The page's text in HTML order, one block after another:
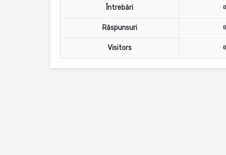
Întrebări 0
Răspunsuri 0
Visitors 0